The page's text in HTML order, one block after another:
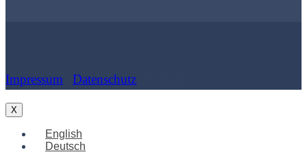
Impressum Datenschutz
X
English
Deutsch